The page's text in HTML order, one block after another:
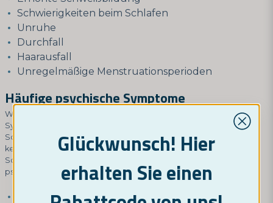
Schwierigkeiten beim Schlafen
Unruhe
Durchfall
Haarausfall
Unregelmäßige Menstruationsperioden
Häufige psychische Symptome
Wenn Sie an Schilddrüsenüberfunktion leiden, sind psychische
Symptome häufig, aber diese Funktionen können auch von
Schilddrüsenerkrankungen beeinflusst werden, selbst wenn Sie
keine Schilddrüsenüberfunktion haben.
Schilddrüsenerkrankungen können auch eine Vielzahl von
psychischen Symptomen verursachen, darunter:
Glückwunsch! Hier
erhalten Sie einen